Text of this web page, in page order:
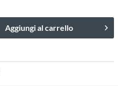
Aggiungi al carrello